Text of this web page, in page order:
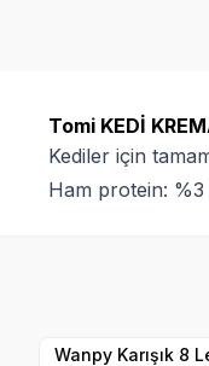
Tomi KEDİ
Kediler için
Ham protein:
Wanpy Karışık 8